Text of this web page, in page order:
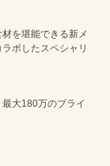
を堪能できる新メ
ボしたスペシャリ
大180万のブライ